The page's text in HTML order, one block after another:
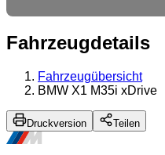
Fahrzeugdetails
Fahrzeugübersicht
BMW X1 M35i xDrive
Druckversion Teilen